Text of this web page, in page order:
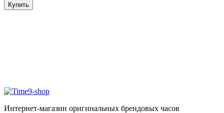
Купить
Интернет-магазин оригинальных брендовых часов